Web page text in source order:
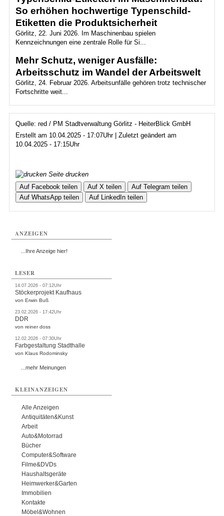
So erhöhen hochwertige Typenschild-
Etiketten die Produktsicherheit
Görlitz, 22. Juni 2026. Im Maschinenbau spielen
Kennzeichnungen eine zentrale Rolle für Si...
Mehr Schutz, weniger Ausfälle:
Arbeitsschutz im Wandel der Arbeitswelt
Görlitz, 24. Februar 2026. Arbeitsunfälle gehören trotz technischer
Fortschritte weit...
Quelle: red / PM Stadtverwaltung Görlitz - HeiterBlick GmbH
Erstellt am 10.04.2025 - 17:07Uhr | Zuletzt geändert am
10.04.2025 - 17:15Uhr
Seite drucken
Auf Facebook teilen
Auf X teilen
Auf Telegram teilen
Auf WhatsApp teilen
Auf LinkedIn teilen
ANZEIGEN
...Ihre Anzeige hier!
LESER
14.07.2026 - 07:12Uhr
Stöckerprojekt Kaufhaus
von Erwin Buß
23.02.2026 - 17:42Uhr
DDR
von reiner doss
12.02.2026 - 07:30Uhr
Farbgestaltung Stadthalle
von Klaus Rodominsky
...mehr Meinungen
KLEINANZEIGEN
Alle Anzeigen
Antiquitäten&Kunst
Arbeit
Auto&Motorrad
Bücher
Computer&Software
Filme&DVDs
Haushaltsgeräte
Heimwerker&Garten
Immobilien
Kontakte
Möbel&Wohnen